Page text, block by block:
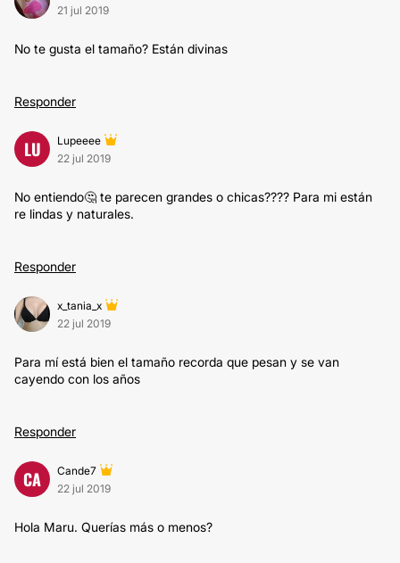
21 jul 2019
No te gusta el tamaño? Están divinas
Responder
LU
Lupeeee
22 jul 2019
No entiendo🤔 te parecen grandes o chicas???? Para mi están
re lindas y naturales.
Responder
x_tania_x
22 jul 2019
Para mí está bien el tamaño recorda que pesan y se van
cayendo con los años
Responder
CA
Cande7
22 jul 2019
Hola Maru. Querías más o menos?